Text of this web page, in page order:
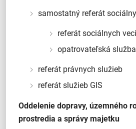
samostatný referát
referát sociálnych vecí
opatrovateľská
referát právnych služieb
referát služieb GIS
Oddelenie dopravy, územného
prostredia a správy majetku